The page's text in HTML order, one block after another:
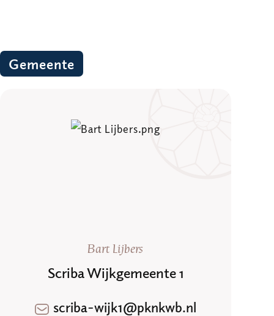
Gemeente
Bart Lijbers
Scriba Wijkgemeente 1
scriba-wijk1@pknkwb.nl